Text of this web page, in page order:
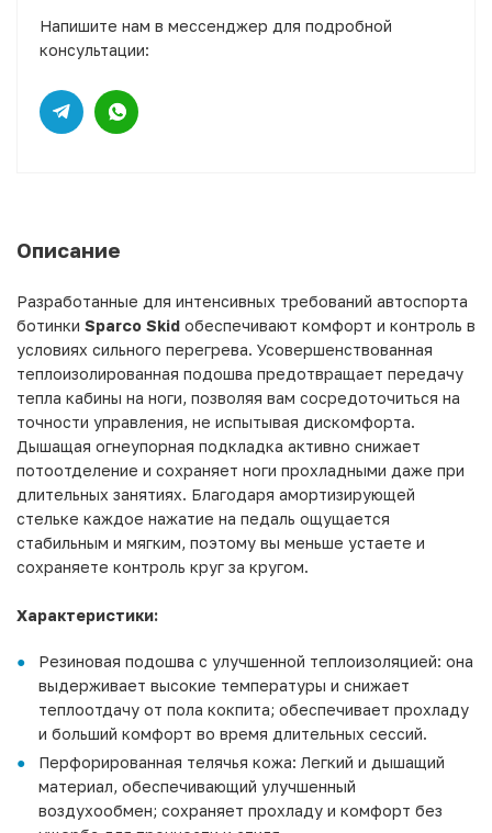
Напишите нам в мессенджер для подробной
консультации:
Описание
Разработанные для интенсивных требований автоспорта
ботинки Sparco Skid обеспечивают комфорт и контроль в
условиях сильного перегрева. Усовершенствованная
теплоизолированная подошва предотвращает передачу
тепла кабины на ноги, позволяя вам сосредоточиться на
точности управления, не испытывая дискомфорта.
Дышащая огнеупорная подкладка активно снижает
потоотделение и сохраняет ноги прохладными даже при
длительных занятиях. Благодаря амортизирующей
стельке каждое нажатие на педаль ощущается
стабильным и мягким, поэтому вы меньше устаете и
сохраняете контроль круг за кругом.
Характеристики:
Резиновая подошва с улучшенной теплоизоляцией: она
выдерживает высокие температуры и снижает
теплоотдачу от пола кокпита; обеспечивает прохладу
и больший комфорт во время длительных сессий.
Перфорированная телячья кожа: Легкий и дышащий
материал, обеспечивающий улучшенный
воздухообмен; сохраняет прохладу и комфорт без